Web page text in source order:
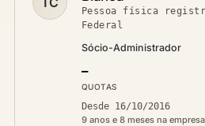
Pessoa física
Federal
Sócio-Administrador
—
QUOTAS
Desde 16/10/2016
9 anos e 8 meses na empresa